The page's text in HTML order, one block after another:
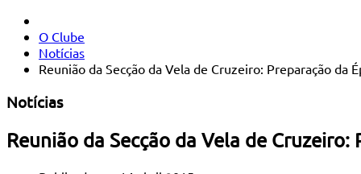
O Clube
Notícias
Reunião da Secção da Vela de Cruzeiro: Preparação da
Notícias
Reunião da Secção da Vela de